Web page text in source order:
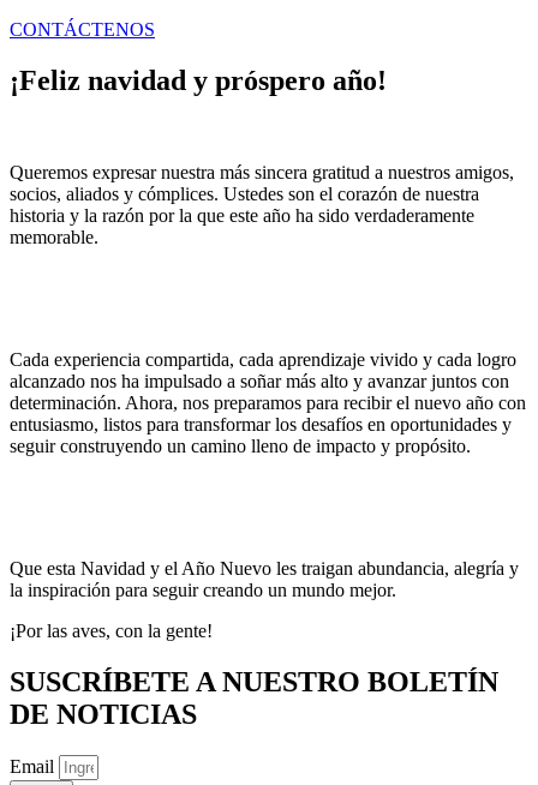
CONTÁCTENOS
¡Feliz navidad y próspero año!
Queremos expresar nuestra más sincera gratitud a nuestros amigos,
socios, aliados y cómplices. Ustedes son el corazón de nuestra
historia y la razón por la que este año ha sido verdaderamente
memorable.
Cada experiencia compartida, cada aprendizaje vivido y cada logro
alcanzado nos ha impulsado a soñar más alto y avanzar juntos con
determinación. Ahora, nos preparamos para recibir el nuevo año con
entusiasmo, listos para transformar los desafíos en oportunidades y
seguir construyendo un camino lleno de impacto y propósito.
Que esta Navidad y el Año Nuevo les traigan abundancia, alegría y
la inspiración para seguir creando un mundo mejor.
¡Por las aves, con la gente!
SUSCRÍBETE A NUESTRO BOLETÍN
DE NOTICIAS
Email